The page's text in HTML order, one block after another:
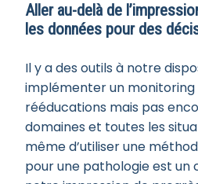
Aller au-delà de
les données pour des
Il y a des outils à notre
implémenter un monitoring
rééducations mais pas
domaines et toutes les
même d’utiliser une
pour une pathologie est un